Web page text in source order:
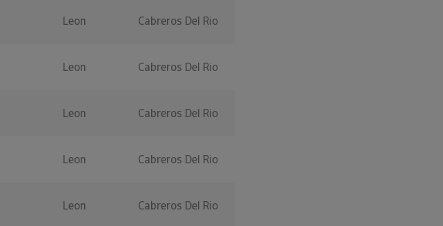
Leon Cabreros Del Rio
Leon Cabreros Del Rio
Leon Cabreros Del Rio
Leon Cabreros Del Rio
Leon Cabreros Del Rio